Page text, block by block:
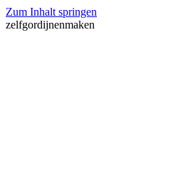
Zum Inhalt springen
zelfgordijnenmaken